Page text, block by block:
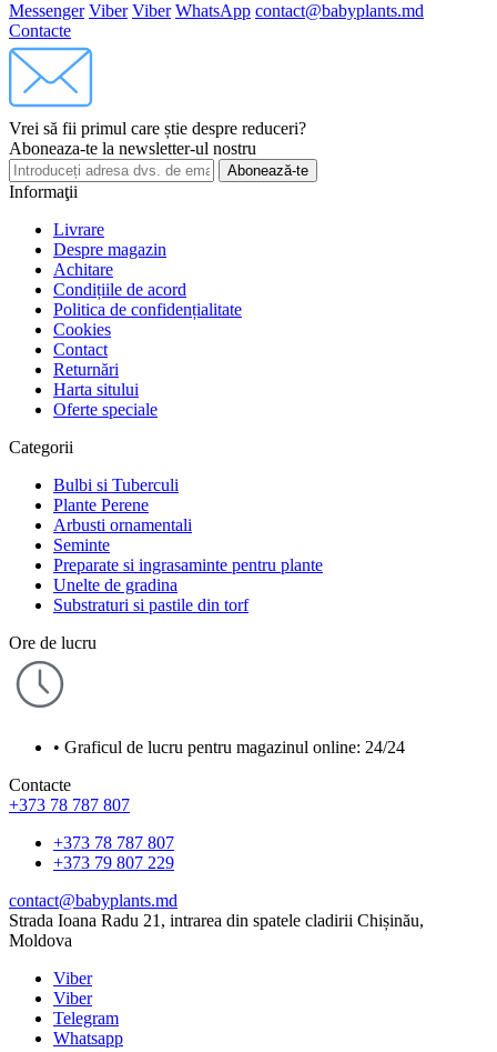
Messenger Viber Viber WhatsApp contact@babyplants.md
Contacte
Vrei să fii primul care știe despre reduceri?
Aboneaza-te la newsletter-ul nostru
Abonează-te
Informaţii
Livrare
Despre magazin
Achitare
Condițiile de acord
Politica de confidențialitate
Cookies
Contact
Returnări
Harta sitului
Oferte speciale
Categorii
Bulbi si Tuberculi
Plante Perene
Arbusti ornamentali
Seminte
Preparate si ingrasaminte pentru plante
Unelte de gradina
Substraturi si pastile din torf
Ore de lucru
• Graficul de lucru pentru magazinul online: 24/24
Contacte
+373 78 787 807
+373 78 787 807
+373 79 807 229
contact@babyplants.md
Strada Ioana Radu 21, intrarea din spatele cladirii Chișinău,
Moldova
Viber
Viber
Telegram
Whatsapp